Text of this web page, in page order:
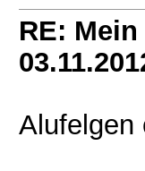
RE:
Alufelgen